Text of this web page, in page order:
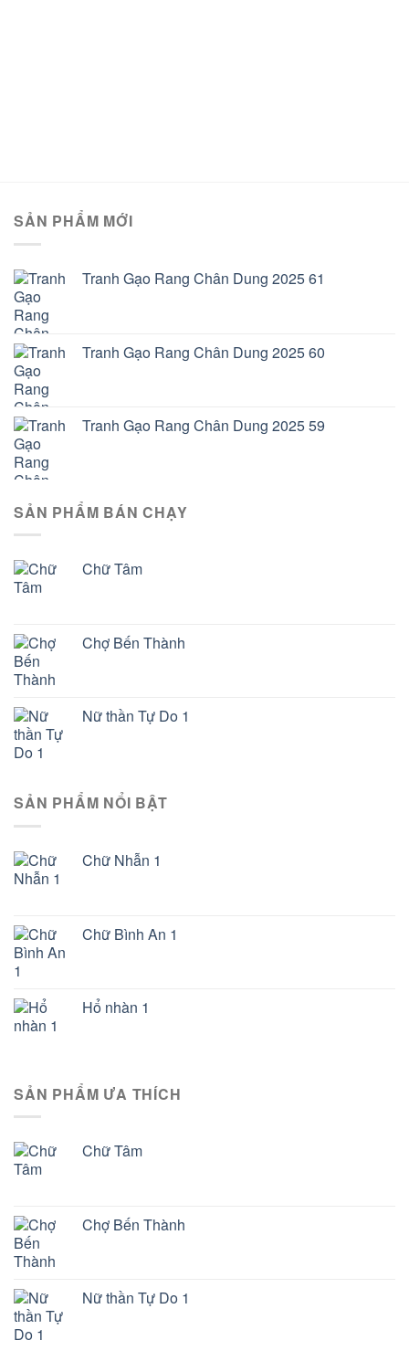
SẢN PHẨM MỚI
Tranh Gạo Rang Chân Dung 2025 61
Tranh Gạo Rang Chân Dung 2025 60
Tranh Gạo Rang Chân Dung 2025 59
SẢN PHẨM BÁN CHẠY
Chữ Tâm
Chợ Bến Thành
Nữ thần Tự Do 1
SẢN PHẨM NỔI BẬT
Chữ Nhẫn 1
Chữ Bình An 1
Hổ nhàn 1
SẢN PHẨM ƯA THÍCH
Chữ Tâm
Chợ Bến Thành
Nữ thần Tự Do 1